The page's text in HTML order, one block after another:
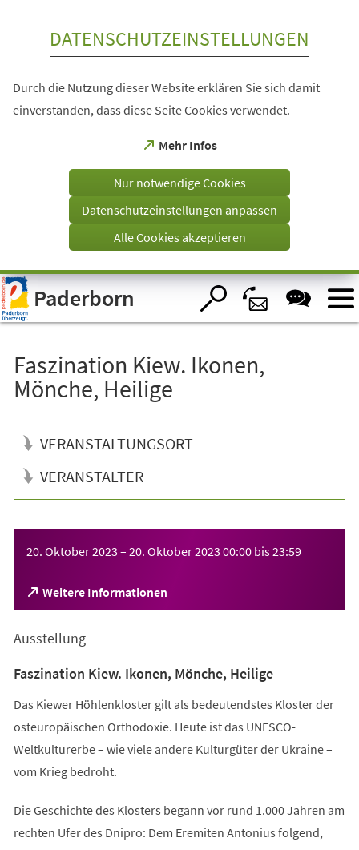
Visuelle
Assistenzsoftware
öffnen.
DATENSCHUTZEINSTELLUNGEN
Durch die Nutzung dieser Website erklären Sie sich damit
einverstanden, dass diese Seite Cookies verwendet.
Mehr Infos
(Öffnet
einem
Tab)
Nur notwendige Cookies
Datenschutzeinstellungen anpassen
Alle Cookies akzeptieren
Paderborn
Faszination Kiew. Ikonen,
Mönche, Heilige
VERANSTALTUNGSORT
VERANSTALTER
20. Oktober 2023 – 20. Oktober 2023 00:00 bis23:59
Weitere Informationen
(Öffnet
in
neuen
Ausstellung
Faszination Kiew. Ikonen, Mönche, Heilige
Das Kiewer Höhlenkloster gilt als bedeutendstes Kloster der
osteuropäischen Orthodoxie. Heute ist das UNESCO-
Weltkulturerbe – wie viele andere Kulturgüter der Ukraine –
vom Krieg bedroht.
Die Geschichte des Klosters begann vor rund 1.000 Jahren am
rechten Ufer des Dnipro: Dem Eremiten Antonius folgend,